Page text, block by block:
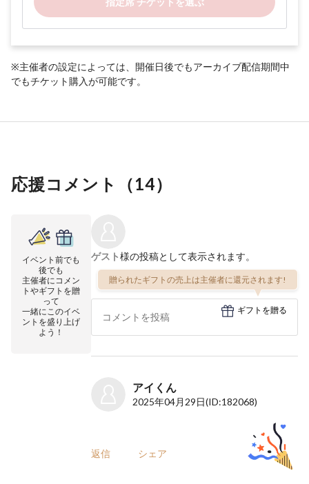
※主催者の設定によっては、開催日後でもアーカイブ配信期間中
でもチケット購入が可能です。
応援コメント（14）
イベント前でも
後でも
主催者にコメン
トやギフトを贈
って
一緒にこのイベ
ントを盛り上げ
よう！
ゲスト様の投稿として表示されます。
贈られたギフトの売上は主催者に還元されます!
ギフトを贈る
アイくん
2025年04月29日(ID:182068)
返信 シェア